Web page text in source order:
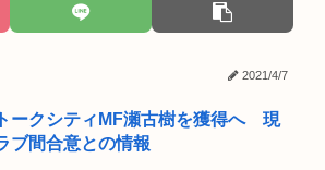
2021/4/7
ークシティMF瀬古樹を獲得へ 現
ブ間合意との情報